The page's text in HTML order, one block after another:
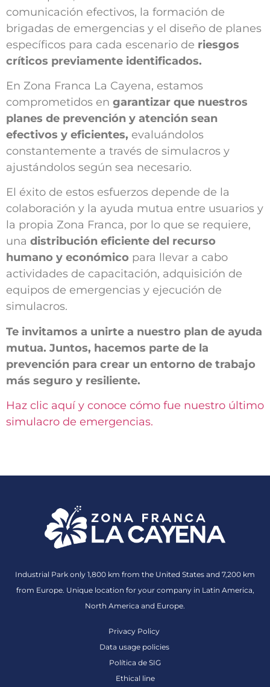
comunicación efectivos, la formación de
brigadas de emergencias y el diseño de planes
específicos para cada escenario de riesgos
críticos previamente identificados.
En Zona Franca La Cayena, estamos
comprometidos en garantizar que nuestros
planes de prevención y atención sean
efectivos y eficientes, evaluándolos
constantemente a través de simulacros y
ajustándolos según sea necesario.
El éxito de estos esfuerzos depende de la
colaboración y la ayuda mutua entre usuarios y
la propia Zona Franca, por lo que se requiere,
una distribución eficiente del recurso
humano y económico para llevar a cabo
actividades de capacitación, adquisición de
equipos de emergencias y ejecución de
simulacros.
Te invitamos a unirte a nuestro plan de ayuda
mutua. Juntos, hacemos parte de la
prevención para crear un entorno de trabajo
más seguro y resiliente.
Haz clic aquí y conoce cómo fue nuestro último
simulacro de emergencias.
Industrial Park only 1,800 km from the United States and 7,200 km
from Europe. Unique location for your company in Latin America,
North America and Europe.
Privacy Policy
Data usage policies
Política de SIG
Ethical line